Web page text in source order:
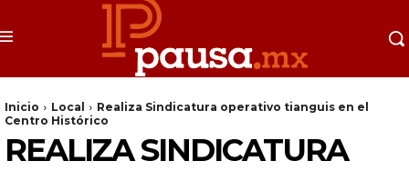
Inicio Local
Realiza Sindicatura operativo tianguis en el
Centro Histórico
REALIZA SINDICATURA